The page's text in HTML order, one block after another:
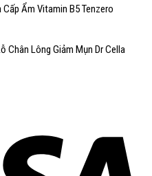
Cấp Ẩm Vitamin B5 Tenzero
Chân Lông Giảm Mụn Dr Cella